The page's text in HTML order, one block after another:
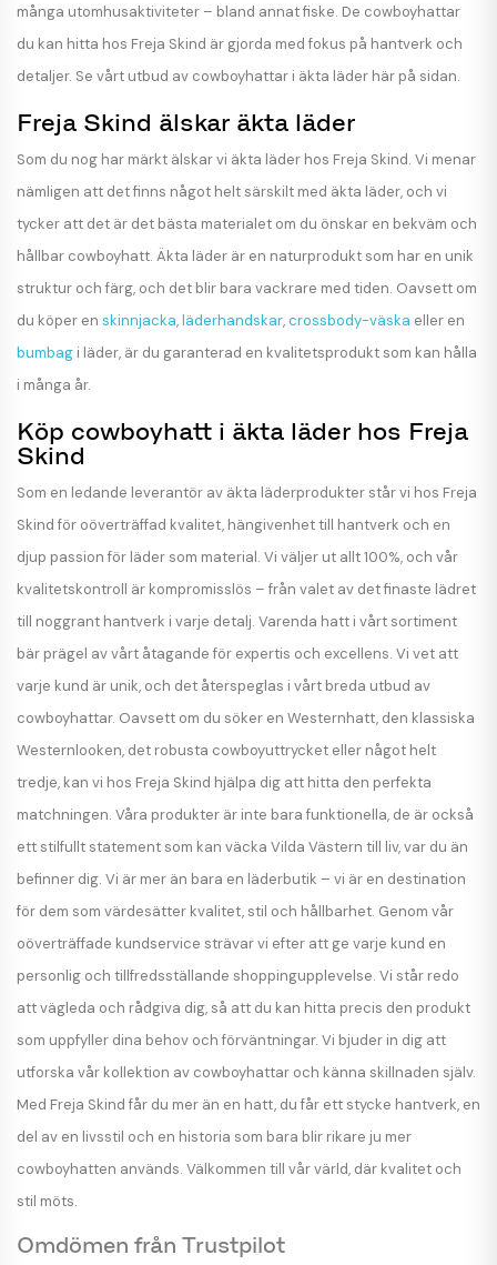
många utomhusaktiviteter – bland annat fiske. De cowboyhattar
du kan hitta hos Freja Skind är gjorda med fokus på hantverk och
detaljer. Se vårt utbud av cowboyhattar i äkta läder här på sidan.
Freja Skind älskar äkta läder
Som du nog har märkt älskar vi äkta läder hos Freja Skind. Vi menar
nämligen att det finns något helt särskilt med äkta läder, och vi
tycker att det är det bästa materialet om du önskar en bekväm och
hållbar cowboyhatt. Äkta läder är en naturprodukt som har en unik
struktur och färg, och det blir bara vackrare med tiden. Oavsett om
du köper en skinnjacka,läderhandskar,crossbody-väska eller en
bumbag i läder, är du garanterad en kvalitetsprodukt som kan hålla
i många år.
Köp cowboyhatt i äkta läder hos Freja
Skind
Som en ledande leverantör av äkta läderprodukter står vi hos Freja
Skind för oöverträffad kvalitet, hängivenhet till hantverk och en
djup passion för läder som material. Vi väljer ut allt 100%, och vår
kvalitetskontroll är kompromisslös – från valet av det finaste lädret
till noggrant hantverk i varje detalj. Varenda hatt i vårt sortiment
bär prägel av vårt åtagande för expertis och excellens. Vi vet att
varje kund är unik, och det återspeglas i vårt breda utbud av
cowboyhattar. Oavsett om du söker en Westernhatt, den klassiska
Westernlooken, det robusta cowboyuttrycket eller något helt
tredje, kan vi hos Freja Skind hjälpa dig att hitta den perfekta
matchningen. Våra produkter är inte bara funktionella, de är också
ett stilfullt statement som kan väcka Vilda Västern till liv, var du än
befinner dig. Vi är mer än bara en läderbutik – vi är en destination
för dem som värdesätter kvalitet, stil och hållbarhet. Genom vår
oöverträffade kundservice strävar vi efter att ge varje kund en
personlig och tillfredsställande shoppingupplevelse. Vi står redo
att vägleda och rådgiva dig, så att du kan hitta precis den produkt
som uppfyller dina behov och förväntningar. Vi bjuder in dig att
utforska vår kollektion av cowboyhattar och känna skillnaden själv.
Med Freja Skind får du mer än en hatt, du får ett stycke hantverk, en
del av en livsstil och en historia som bara blir rikare ju mer
cowboyhatten används. Välkommen till vår värld, där kvalitet och
stil möts.
Omdömen från Trustpilot